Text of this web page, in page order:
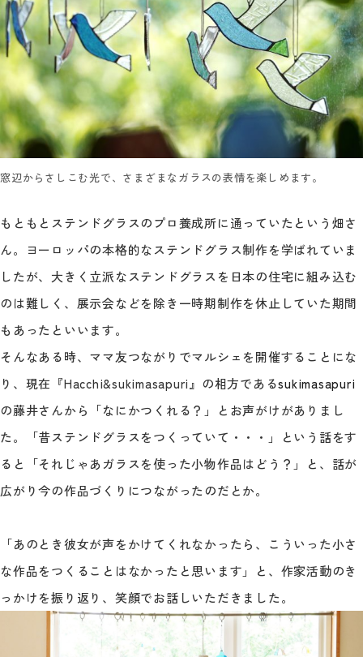
窓辺からさしこむ光で、さまざまなガラスの表情を楽しめます。
もともとステンドグラスのプロ養成所に通っていたという畑さ
ん。ヨーロッパの本格的なステンドグラス制作を学ばれていま
したが、大きく立派なステンドグラスを日本の住宅に組み込む
のは難しく、展示会などを除き一時期制作を休止していた期間
もあったといいます。
そんなある時、ママ友つながりでマルシェを開催することにな
り、現在『Hacchi&sukimasapuri』の相方であるsukimasapuri
の藤井さんから「なにかつくれる？」とお声がけがありまし
た。「昔ステンドグラスをつくっていて・・・」という話をす
ると「それじゃあガラスを使った小物作品はどう？」と、話が
広がり今の作品づくりにつながったのだとか。
「あのとき彼女が声をかけてくれなかったら、こういった小さ
な作品をつくることはなかったと思います」と、作家活動のき
っかけを振り返り、笑顔でお話しいただきました。